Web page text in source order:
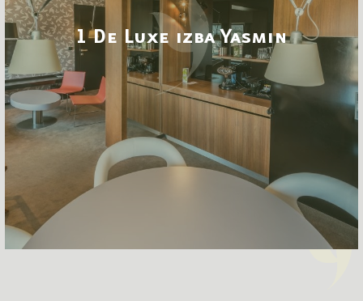
1 De Luxe izba Yasmin